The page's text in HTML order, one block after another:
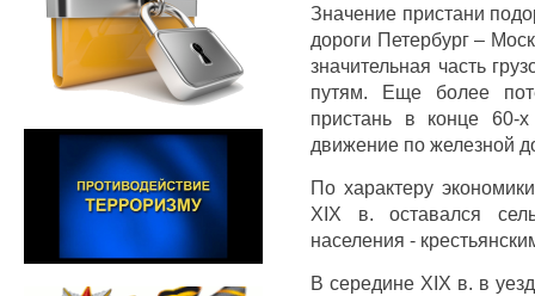
Значение пристани
дороги Петербург –
значительная часть
путям. Еще более
пристань в конце 60-
движение по железной
По характеру
XIX в. оставался
населения -
В середине XIX в. в